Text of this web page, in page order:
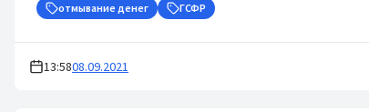
отмывание денег ГСФР
13:5808.09.2021